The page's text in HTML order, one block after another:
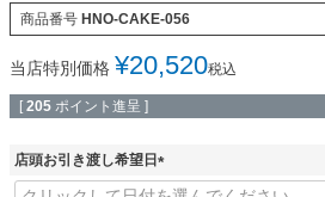
商品番号 HNO-CAKE-056
当店特別価格 ¥20,520税込
[ 205 ポイント進呈 ]
店頭お引き渡し希望日
(